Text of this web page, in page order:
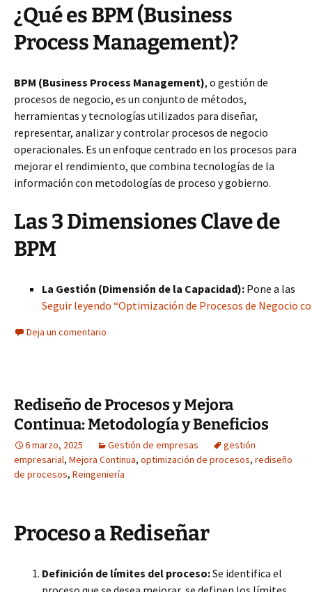
¿Qué es BPM (Business
Process Management)?
BPM (Business Process Management), o gestión de
procesos de negocio, es un conjunto de métodos,
herramientas y tecnologías utilizados para diseñar,
representar, analizar y controlar procesos de negocio
operacionales. Es un enfoque centrado en los procesos para
mejorar el rendimiento, que combina tecnologías de la
información con metodologías de proceso y gobierno.
Las 3 Dimensiones Clave de
BPM
La Gestión (Dimensión de la Capacidad): Pone a las
Seguir leyendo “Optimización de Procesos de Negocio
Deja un comentario
Rediseño de Procesos y Mejora
Continua: Metodología y Beneficios
6 marzo, 2025 Gestión de empresas
gestión
empresarial, Mejora Continua, optimización de procesos, rediseño
de procesos, Reingeniería
Proceso a Rediseñar
Definición de límites del proceso:Se identifica el